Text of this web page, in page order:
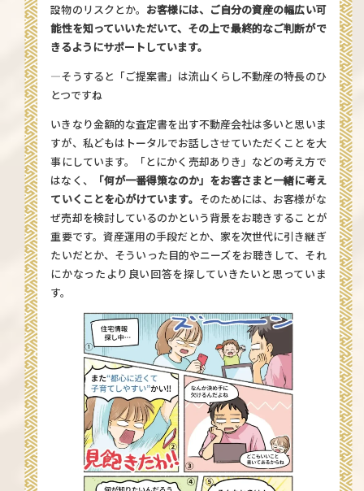
設物のリスクとか。 お客様には、ご自分の資産の幅広い可
能性を知っていいただいて、その上で最終的なご判断がで
きるようにサポートしています。
—そうすると「ご提案書」は流山くらし不動産の特長のひ
とつですね
いきなり金額的な査定書を出す不動産会社は多いと思いま
すが、私どもはトータルでお話しさせていただくことを大
事にしています。「とにかく売却ありき」などの考え方で
はなく、
「何が一番得策なのか」をお客さまと一緒に考え
ていくことを心がけています。 そのためには、お客様がな
ぜ売却を検討しているのかという背景をお聴きすることが
重要です。資産運用の手段だとか、家を次世代に引き継ぎ
たいだとか、そういった目的やニーズをお聴きして、それ
にかなったより良い回答を探していきたいと思っていま
す。